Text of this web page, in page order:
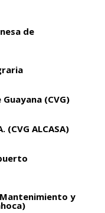
de
(CVG)
(CVG ALCASA)
y